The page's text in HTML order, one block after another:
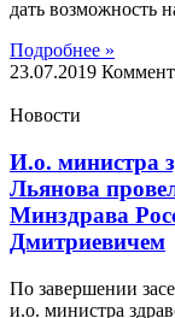
дать возможность
Подробнее »
23.07.2019
Новости
И.о. министра
Льянова
Минздрава
Дмитриевичем
По завершении
и.о. министра